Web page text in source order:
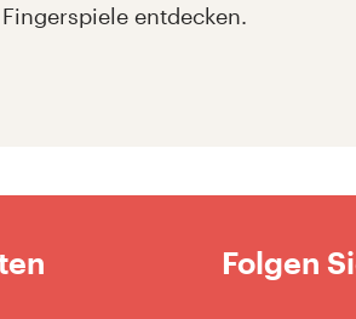
Fingerspiele entdecken.
Folgen